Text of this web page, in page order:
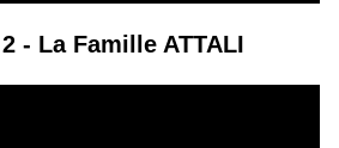
- La Famille ATTALI